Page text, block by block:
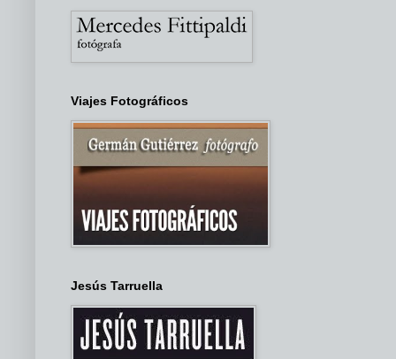
Viajes Fotográficos
Jesús Tarruella